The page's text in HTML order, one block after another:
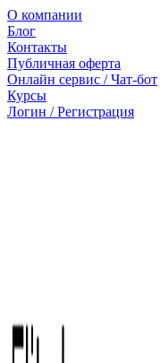
О компании
Блог
Контакты
Публичная оферта
Онлайн сервис / Чат-бот
Курсы
Логин / Регистрация